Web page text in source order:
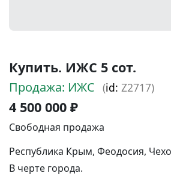
Купить. ИЖС 5 сот.
Продажа: ИЖС (id: Z2717)
4 500 000 ₽
Свободная продажа
Республика Крым, Феодосия,
В черте города.